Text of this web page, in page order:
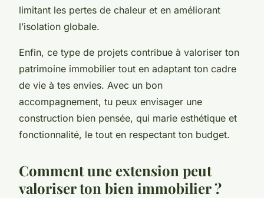
limitant les pertes de chaleur et en améliorant
l’isolation globale.
Enfin, ce type de projets contribue à valoriser ton
patrimoine immobilier tout en adaptant ton cadre
de vie à tes envies. Avec un bon
accompagnement, tu peux envisager une
construction bien pensée, qui marie esthétique et
fonctionnalité, le tout en respectant ton budget.
Comment une extension peut
valoriser ton bien immobilier ?